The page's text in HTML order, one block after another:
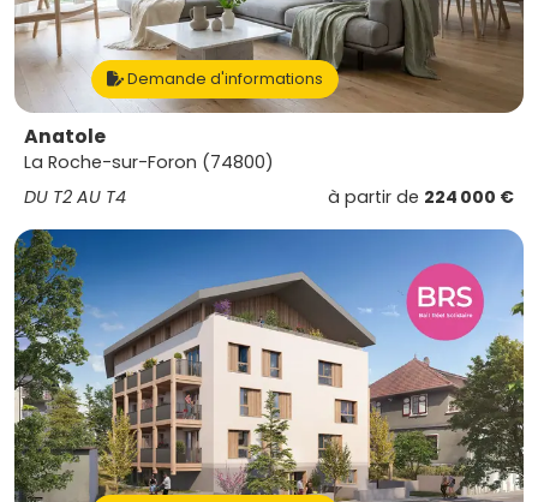
Demande d'informations
Anatole
La Roche-sur-Foron (74800)
DU T2 AU T4
à partir de 224 000 €